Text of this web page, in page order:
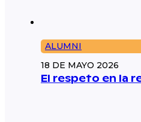
ALUMNI
18 DE MAYO 2026
El respeto en la